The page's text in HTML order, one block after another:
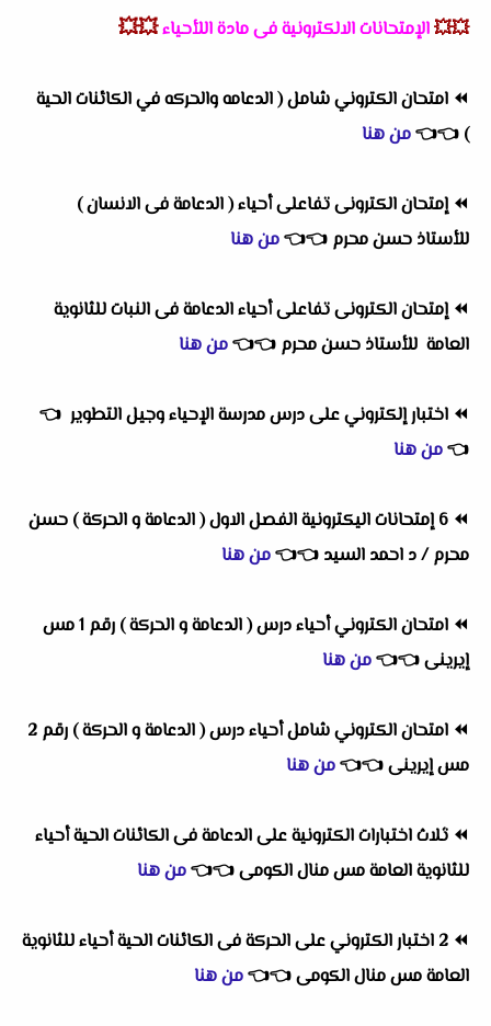
💥💥الإمتحانات الالكترونية فى مادة اللأحياء💥💥
⏪ امتحان الكتروني شامل ( الدعامه والحركه في الكائنات الحية
)
👈
👈من هنا
⏪إمتحان الكترونى تفاعلى أحياء ( الدعامة فى الانسان )
للأستاذ حسن محرم 👈
👈من هنا
⏪إمتحان الكترونى تفاعلى أحياء الدعامة فى النبات للثانوية
العامة للأستاذ حسن محرم 👈
👈من هنا
⏪ اختبار إلكتروني على درس مدرسة الإحياء وجيل التطوير 👈
👈من هنا
⏪
6 إمتحانات اليكترونية الفصل الاول ( الدعامة و الحركة ) حسن
محرم / د احمد السيد 👈
👈من هنا
⏪
امتحان الكتروني أحياء درس ( الدعامة و الحركة ) رقم 1 مس
إيرينى👈
👈من هنا
⏪
امتحان الكتروني شامل أحياء درس ( الدعامة و الحركة ) رقم 2
مس إيرينى👈
👈من هنا
⏪ ثلاث اختبارات الكترونية على الدعامة فى الكائنات الحية أحياء
للثانوية العامة مس منال الكومى👈
👈من هنا
⏪
2 اختبار الكتروني على الحركة فى الكائنات الحية أحياء للثانوية
العامة مس منال الكومى👈
👈من هنا